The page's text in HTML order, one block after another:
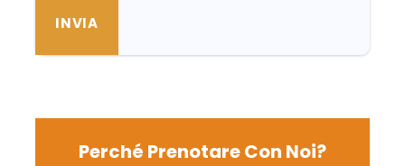
Perché Prenotare Con Noi?